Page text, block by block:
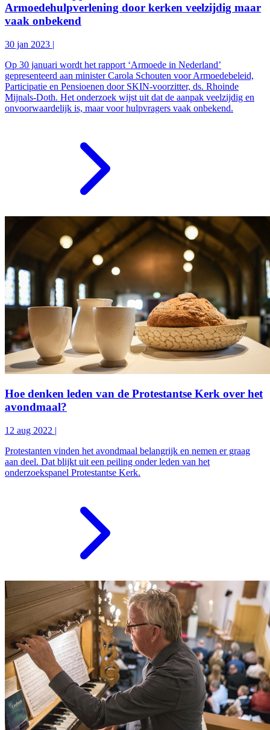
Armoedehulpverlening door kerken veelzijdig maar
vaak onbekend
30 jan 2023 |
Op 30 januari wordt het rapport ‘Armoede in Nederland’
gepresenteerd aan minister Carola Schouten voor Armoedebeleid,
Participatie en Pensioenen door SKIN-voorzitter, ds. Rhoinde
Mijnals-Doth. Het onderzoek wijst uit dat de aanpak veelzijdig en
onvoorwaardelijk is, maar voor hulpvragers vaak onbekend.
Hoe denken leden van de Protestantse Kerk over het
avondmaal?
12 aug 2022 |
Protestanten vinden het avondmaal belangrijk en nemen er graag
aan deel. Dat blijkt uit een peiling onder leden van het
onderzoekspanel Protestantse Kerk.